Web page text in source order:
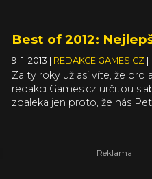
Best of 2012:
9. 1. 2013 REDAKCE GAMES.CZ
Za ty roky už asi víte, že pro
redakci Games.cz určitou
zdaleka jen proto, že nás
může hrát roli určitá míra